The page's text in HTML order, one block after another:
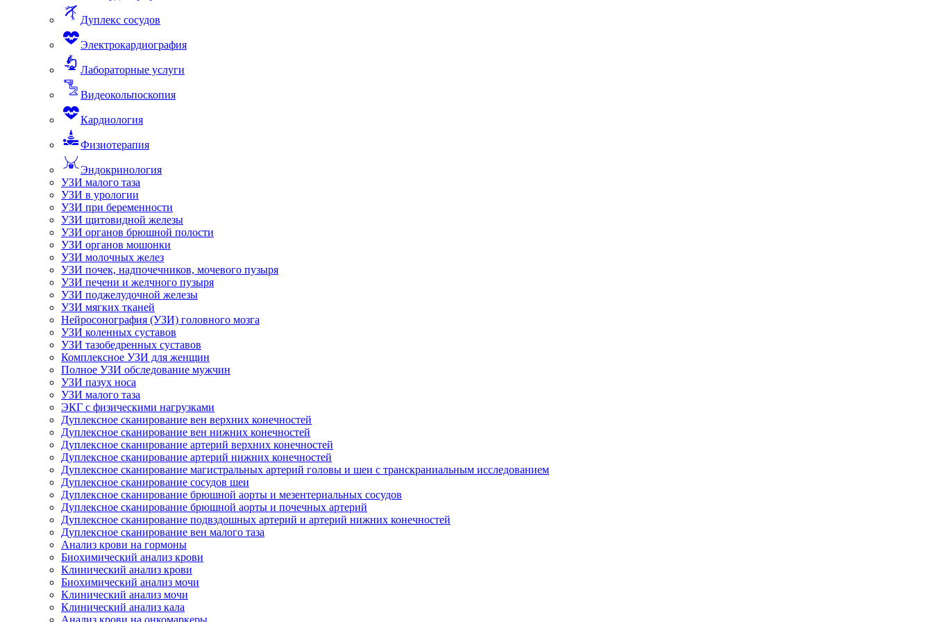
Дуплекс сосудов
Электрокардиография
Лабораторные услуги
Видеокольпоскопия
Кардиология
Физиотерапия
Эндокринология
УЗИ малого таза
УЗИ в урологии
УЗИ при беременности
УЗИ щитовидной железы
УЗИ органов брюшной полости
УЗИ органов мошонки
УЗИ молочных желез
УЗИ почек, надпочечников, мочевого пузыря
УЗИ печени и желчного пузыря
УЗИ поджелудочной железы
УЗИ мягких тканей
Нейросонография (УЗИ) головного мозга
УЗИ коленных суставов
УЗИ тазобедренных суставов
Комплексное УЗИ для женщин
Полное УЗИ обследование мужчин
УЗИ пазух носа
УЗИ малого таза
ЭКГ с физическими нагрузками
Дуплексное сканирование вен верхних конечностей
Дуплексное сканирование вен нижних конечностей
Дуплексное сканирование артерий верхних конечностей
Дуплексное сканирование артерий нижних конечностей
Дуплексное сканирование магистральных артерий головы и шеи с транскраниальным исследованием
Дуплексное сканирование сосудов шеи
Дуплексное сканирование брюшной аорты и мезентериальных сосудов
Дуплексное сканирование брюшной аорты и почечных артерий
Дуплексное сканирование подвздошных артерий и артерий нижних конечностей
Дуплексное сканирование вен малого таза
Анализ крови на гормоны
Биохимический анализ крови
Клинический анализ крови
Биохимический анализ мочи
Клинический анализ мочи
Клинический анализ кала
Анализ крови на онкомаркеры